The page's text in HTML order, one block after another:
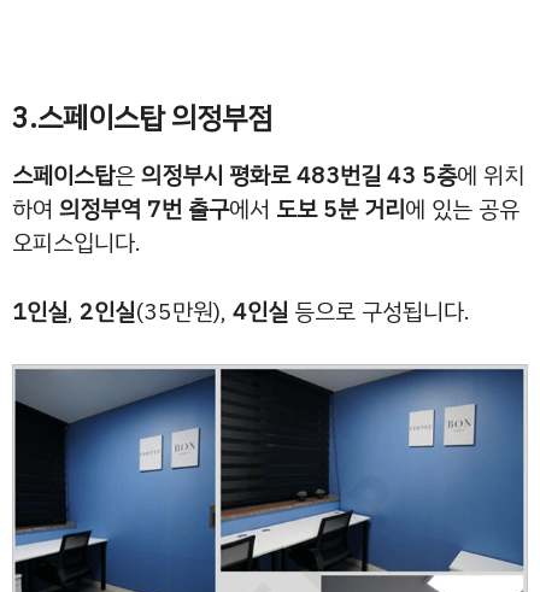
3.스페이스탑 의정부점
스페이스탑은의정부시 평화로 483번길 43 5층에 위치
하여 의정부역 7번 출구에서 도보 5분 거리에 있는 공유
오피스입니다.
1인실, 2인실(35만원), 4인실 등으로 구성됩니다.